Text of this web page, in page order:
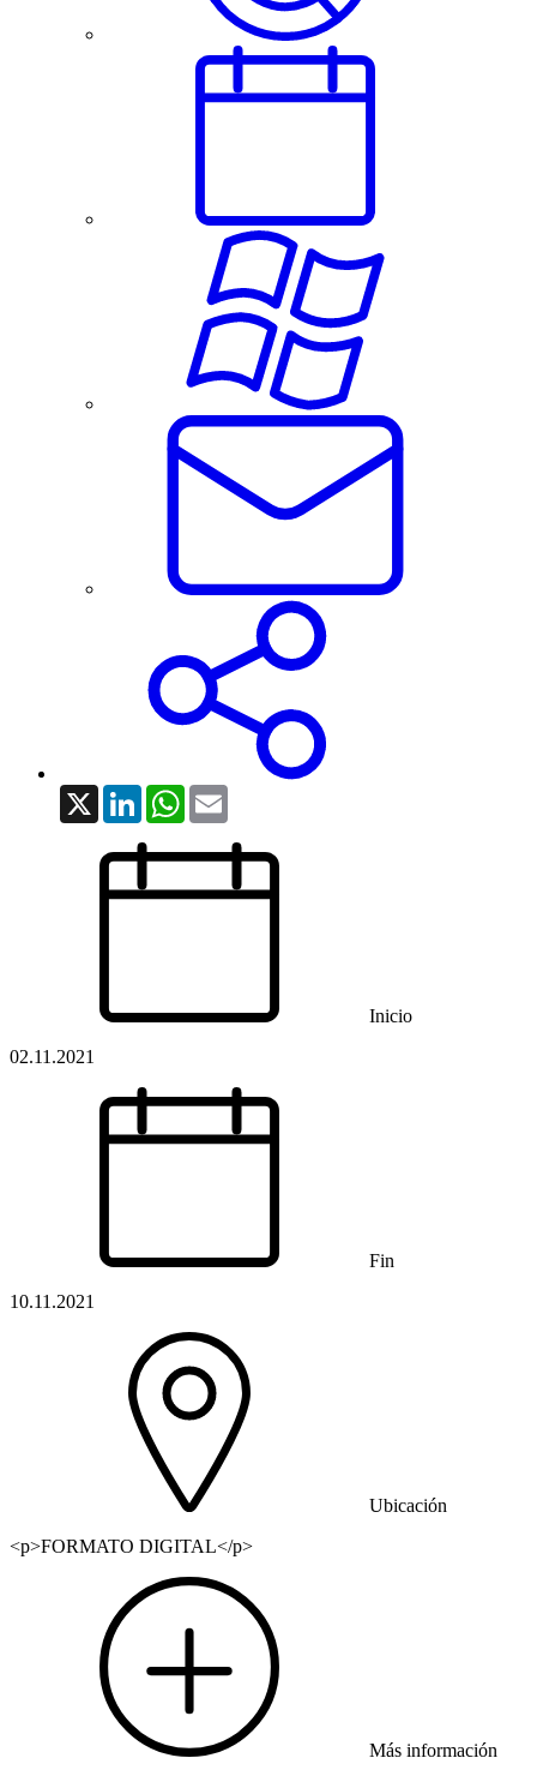
X LinkedInWhatsApp
Inicio
02.11.2021
Fin
10.11.2021
Ubicación
<p>FORMATO DIGITAL</p>
Más información